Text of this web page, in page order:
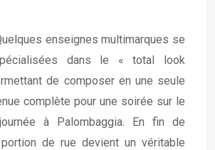
enseignes multimarques se
dans le « total look
de composer en une seule
complète pour une soirée sur le
à Palombaggia. En fin de
de rue devient un véritable